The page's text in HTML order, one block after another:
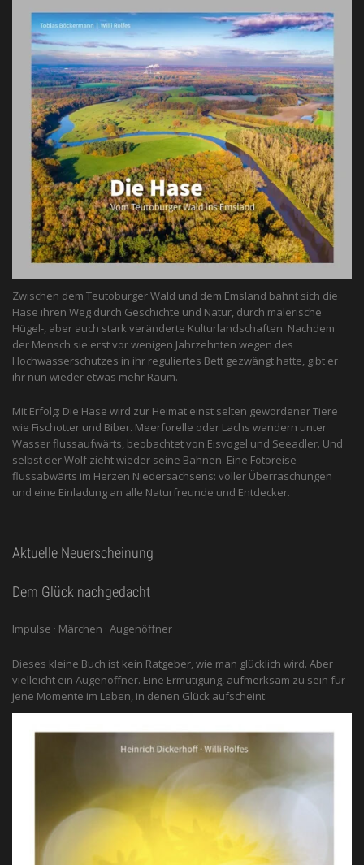
Zwischen dem Teutoburger Wald und dem Emsland bahnt sich die
Hase ihren Weg durch Geschichte und Natur, durch malerische
Hügel-, aber auch stark veränderte Kulturlandschaften. Nachdem
der Mensch sie erst vor wenigen Jahrzehnten wegen des
Hochwasserschutzes in ihr reguliertes Bett gezwängt hatte, gibt er
ihr nun wieder etwas mehr Raum.
Mit Erfolg: Die Hase wird zur Heimat einst selten gewordener Tiere
wie Fischotter und Biber. Meerforelle oder Lachs wandern unter
Wasser flussaufwärts, beobachtet von Eis­vogel und See­adler. Und
selbst der Wolf zieht wieder seine Bahnen. Eine Fotoreise
flussabwärts im Herzen Niedersachsens: voller Überraschungen
und eine Einladung an alle ­Naturfreunde und Entdecker.
Aktuelle Neuerscheinung
Dem Glück nachgedacht
Impulse · Märchen · Augenöffner
Dieses kleine Buch ist kein Ratgeber, wie man glücklich wird. Aber
vielleicht ein Augenöffner. Eine Ermutigung, aufmerksam zu sein für
jene Momente im Leben, in denen Glück aufscheint.